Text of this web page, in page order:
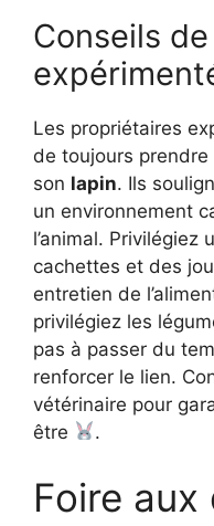
Conseils
Les propriétaires
de toujours
son lapin. Ils
un environnement
l’animal. Privilégiez
cachettes et des
entretien de
privilégiez les
pas à passer du
renforcer le lien.
vétérinaire pour
être
.
Foire